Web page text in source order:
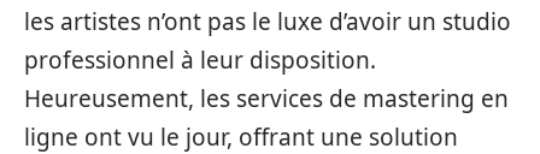
les artistes n’ont pas le luxe d’avoir un studio
professionnel à leur disposition.
Heureusement, les services de mastering en
ligne ont vu le jour, offrant une solution